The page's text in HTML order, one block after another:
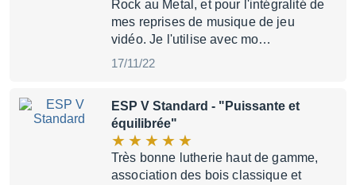
Rock au Metal, et pour l'intégralité de
mes reprises de musique de jeu
vidéo. Je l'utilise avec mo…
17/11/22
ESP V Standard - "Puissante et
équilibrée"
Très bonne lutherie haut de gamme,
association des bois classique et